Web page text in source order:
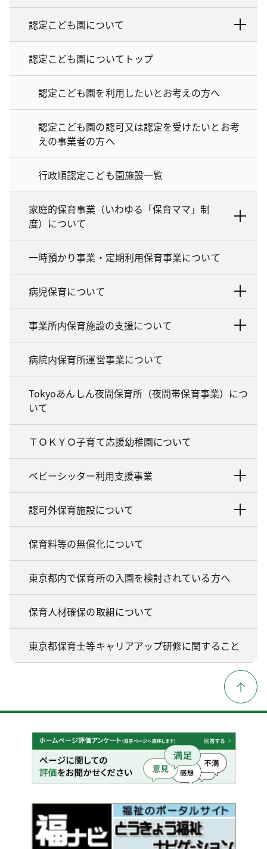
認定こども園について
認定こども園についてトップ
認定こども園を利用したいとお考えの方へ
認定こども園の認可又は認定を受けたいとお考
えの事業者の方へ
行政順認定こども園施設一覧
家庭的保育事業（いわゆる「保育ママ」制
度）について
一時預かり事業・定期利用保育事業について
病児保育について
事業所内保育施設の支援について
病院内保育所運営事業について
Tokyoあんしん夜間保育所（夜間帯保育事業）につ
いて
ＴＯＫＹＯ子育て応援幼稚園について
ベビーシッター利用支援事業
認可外保育施設について
保育料等の無償化について
東京都内で保育所の入園を検討されている方へ
保育人材確保の取組について
東京都保育士等キャリアアップ研修に関すること